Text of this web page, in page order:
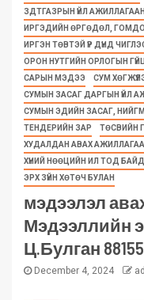
ЗДТГАЗРЫН ҮЙЛ
ИРГЭДИЙН ӨРГӨДӨЛ,
ИРГЭН ТӨВТЭЙ ҮР ДҮНД
ОРОН НУТГИЙН ОРЛОГЫН
САРЫН МЭДЭЭ
СУМ
СУМЫН ЗАСАГ ДАРГЫН ҮЙЛ
СУМЫН ЭДИЙН ЗАСАГ,
ТЕНДЕРИЙН ЗАР
ТӨСВИЙН
ХУДАЛДАН АВАХ
ХҮНИЙ НӨӨЦИЙН ИЛ ТОД
ЭРХ ЗҮЙН ХӨТӨЧ БУЛАН
мэдээлэл
Мэдээллийн
Ц.Булган
December 4, 2024